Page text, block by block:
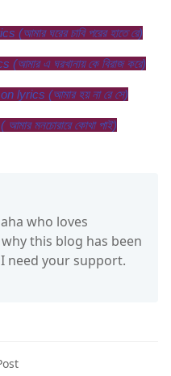
ঘরের চাবি পরের হাতে রে)
এ ঘরখানায় কে বিরাজ করে)
(আমার হয় না রে সে)
মনচোরারে কোথা পাই)
who loves
this blog has been
need your support.